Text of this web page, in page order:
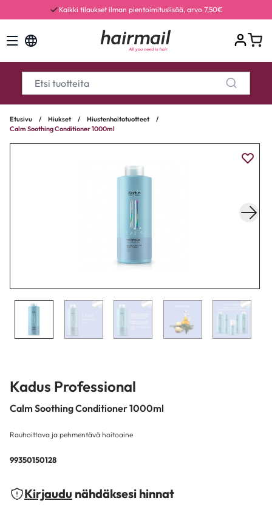
Kaikki tilaukset ilman pientoimituslisää, arvo 7,50€
Etusivu / Hiukset / Hiustenhoitotuotteet
/
Calm Soothing Conditioner 1000ml
Kadus Professional
Calm Soothing Conditioner 1000ml
Rauhoittava ja pehmentävä hoitoaine
99350150128
Kirjaudu nähdäksesi hinnat